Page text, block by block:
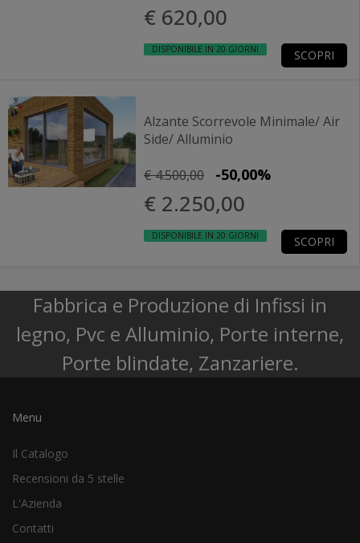
€ 620,00
DISPONIBILE IN 20 GIORNI SCOPRI
Alzante Scorrevole Minimale/ Air
Side/ Alluminio
€ 4.500,00 -50,00%
€ 2.250,00
DISPONIBILE IN 20 GIORNI SCOPRI
Fabbrica e Produzione di Infissi in
legno, Pvc e Alluminio, Porte interne,
Porte blindate, Zanzariere.
Menu
Il Catalogo
Recensioni da 5 stelle
L'Azienda
Contatti